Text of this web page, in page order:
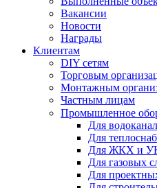
Вакансии
Новости
Награды
Клиентам
DIY сетям
Торговым
Монтажным
Частным лицам
Промышленное
Для
Для
Для ЖКХ и
Для газовых
Для